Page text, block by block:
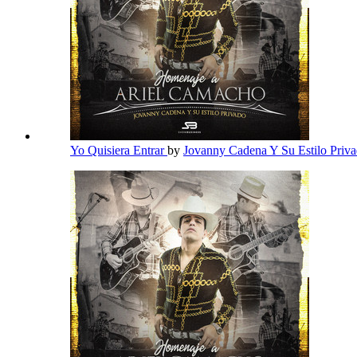
Yo Quisiera Entrarby Jovanny Cadena Y Su Estilo